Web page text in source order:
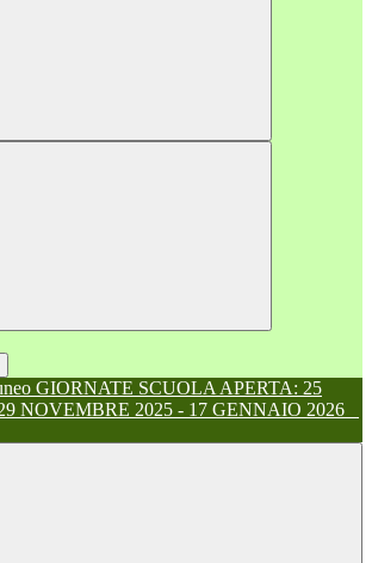
GIORNATE SCUOLA APERTA: 25
NOVEMBRE 2025 - 17 GENNAIO 2026